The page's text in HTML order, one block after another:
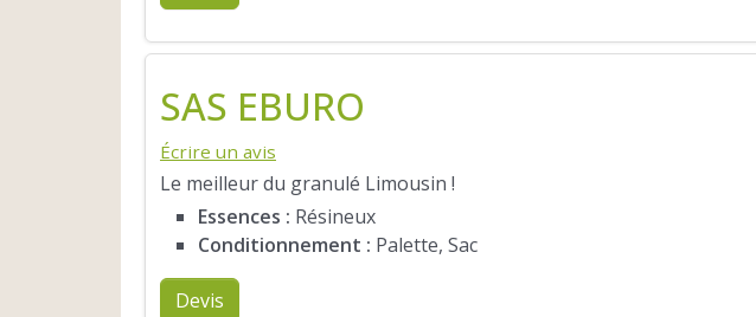
SAS EBURO
Écrire un avis
Le meilleur du granulé Limousin !
Essences : Résineux
Conditionnement : Palette, Sac
Devis